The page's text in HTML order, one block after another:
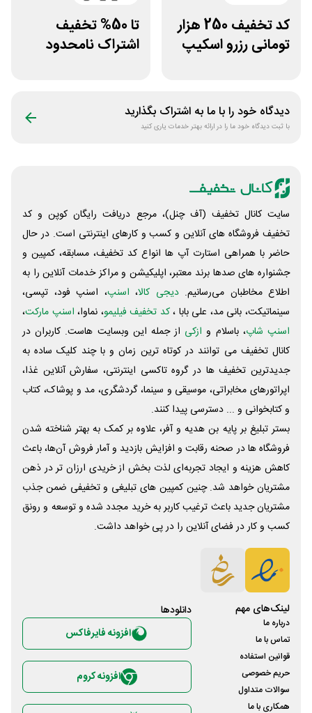
کد تخفیف 250 هزار
تومانی رزرو اسکیپ
تا 50% تخفیف
اشتراک نامحدود
دیدگاه خود را با ما به اشتراک بگذارید
با ثبت دیدگاه خود ما را در ارائه بهتر خدمات یاری کنید
سایت کانال تخفیف (آف چنل)، مرجع دریافت رایگان کوپن و کد
تخفیف فروشگاه های آنلاین و کسب و‌ کارهای اینترنتی است. در حال
حاضر با همراهی استارت آپ ها انواع کد تخفیف، مسابقه، کمپین و
جشنواره های صدها برند معتبر، اپلیکیشن و مراکز خدمات آنلاین را به
اطلاع مخاطبان می‌رسانیم. دیجی کالا، اسنپ، اسنپ فود، تپسی،
سینماتیکت، بانی مد، علی‌ بابا ،کد تخفیف فیلیمو، نماوا، اسنپ مارکت،
اسنپ شاپ، باسلام و ازکی از جمله این وبسایت ‌هاست. کاربران در
کانال تخفیف می توانند در کوتاه ترین زمان و با چند کلیک ساده به
جدیدترین تخفیف ها در گروه تاکسی اینترنتی، سفارش آنلاین غذا،
اپراتورهای مخابراتی، موسیقی و سینما، گردشگری، مد و پوشاک، کتاب
و کتابخوانی و ... دسترسی پیدا کنند.
بستر تبلیغ بر پایه بن هدیه و آفر، علاوه بر کمک به بهتر شناخته شدن
فروشگاه ها در صحنه رقابت و افزایش بازدید و آمار فروش آن‌ها، باعث
کاهش هزینه و ایجاد تجربه‌ای لذت بخش از خریدی ارزان تر در ذهن
مشتریان خواهد شد. چنین کمپین های تبلیغی و تخفیفی ضمن جذب
مشتریان جدید باعث ترغیب کاربر به خرید مجدد شده و توسعه و رونق
کسب و کار در فضای آنلاین را در پی خواهد داشت.
لینک‌های مهم
درباره ما
تماس با ما
قوانین استفاده
حریم خصوصی
سوالات متداول
همکاری با ما
دانلود‌ها
افزونه فایرفاکس
افزونه کروم